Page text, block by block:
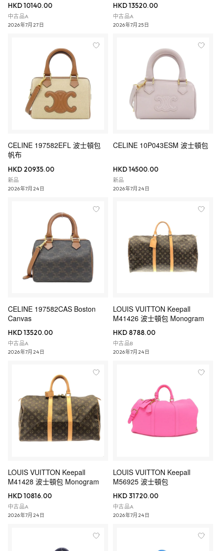
HKD 10140.00
中古品A
2026年7月27日
HKD 13520.00
中古品A
2026年7月25日
CELINE 197582EFL 波士頓包
帆布
HKD 20935.00
新品
2026年7月24日
CELINE 10P043ESM 波士頓包
HKD 14500.00
新品
2026年7月24日
CELINE 197582CAS Boston
Canvas
HKD 13520.00
中古品A
2026年7月24日
LOUIS VUITTON Keepall
M41426 波士頓包 Monogram
HKD 8788.00
中古品B
2026年7月24日
LOUIS VUITTON Keepall
M41428 波士頓包 Monogram
HKD 10816.00
中古品A
2026年7月24日
LOUIS VUITTON Keepall
M56925 波士頓包
HKD 31720.00
中古品A
2026年7月24日